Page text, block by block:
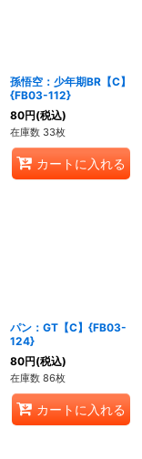
孫悟空：少年期BR【C】
{FB03-112}
80円(税込)
在庫数 33枚
カートに入れる
パン：GT【C】{FB03-
124}
80円(税込)
在庫数 86枚
カートに入れる